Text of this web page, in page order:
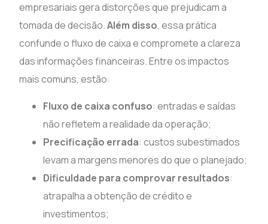
empresariais gera distorções que prejudicam a
tomada de decisão.Além disso, essa prática
confunde o fluxo de caixa e compromete a clareza
das informações financeiras. Entre os impactos
mais comuns, estão:
Fluxo de caixa confuso: entradas e saídas
não refletem a realidade da operação;
Precificação errada: custos subestimados
levam a margens menores do que o planejado;
Dificuldade para comprovar resultados:
atrapalha a obtenção de crédito e
investimentos;